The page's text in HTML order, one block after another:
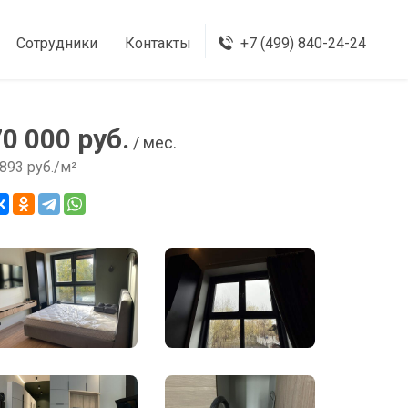
Сотрудники Контакты +7 (499) 840-24-24
000 руб. / мес.
руб./м²